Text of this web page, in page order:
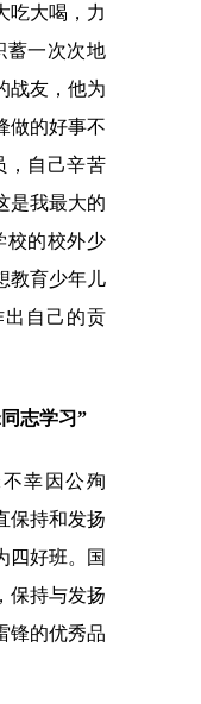
吃大喝，力
蓄一次次地
战友，他为
做的好事不
，自己辛苦
是我最大的
校的校外少
教育少年儿
自己的贡
志学习”
幸因公殉
保持和发扬
四好班。国
保持与发扬
锋的优秀品